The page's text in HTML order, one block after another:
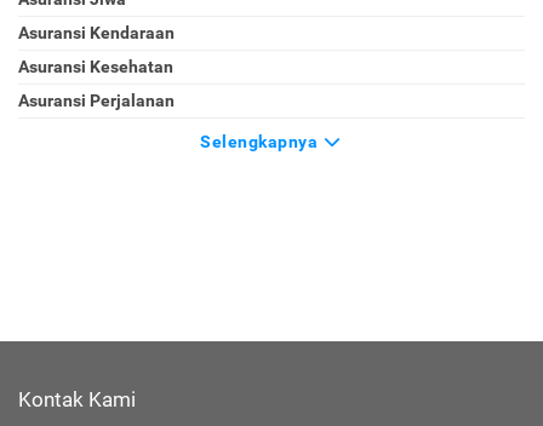
Asuransi Kendaraan
Asuransi Kesehatan
Asuransi Perjalanan
Selengkapnya
Kontak Kami